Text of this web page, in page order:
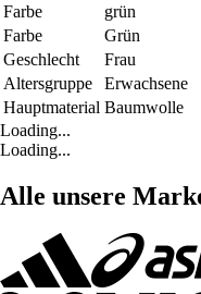
Farbe
grün
Farbe
Grün
Geschlecht
Frau
Altersgruppe
Erwachsene
Hauptmaterial Baumwolle
Loading...
Loading...
Alle unsere